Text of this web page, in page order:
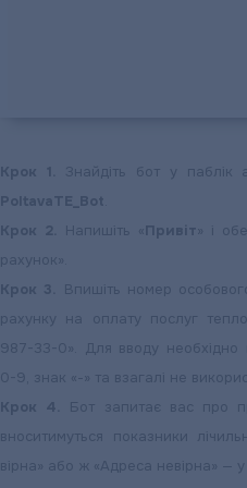
Крок 1.
Знайдіть бот у
PoltavaTE_Bot
Крок 2.
Напишіть «Привіт » і
рахунок».
Крок 3.
Впишіть номер
рахунку на оплату послуг
987-33-0». Для вводу необхідно
0-9, знак «-» та взагалі не
Крок 4.
Бот запитає вас про
вноситимуться показники
вірна» або ж «Адреса невірна» —